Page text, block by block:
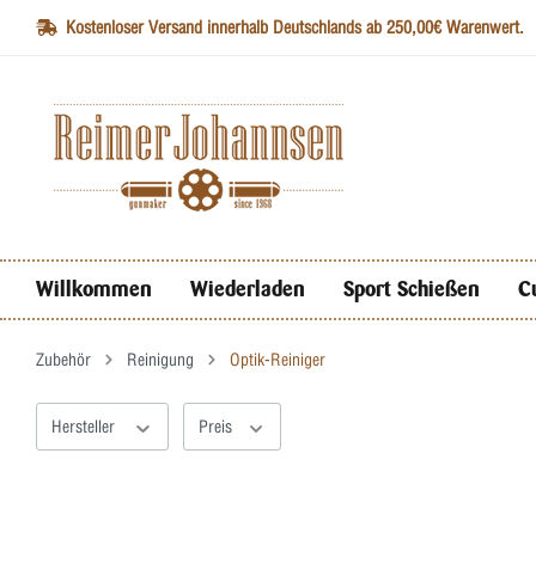
Kostenloser Versand innerhalb Deutschlands ab 250,00€ Warenwert.
Willkommen Wiederladen Sport Schießen
Zubehör Reinigung Optik-Reiniger
Hersteller Preis